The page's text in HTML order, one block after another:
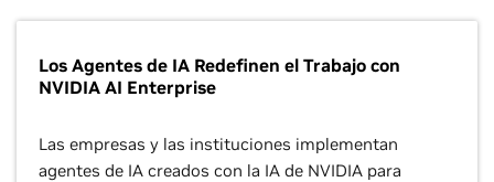
Los Agentes de IA Redefinen el Trabajo con
NVIDIA AI Enterprise
Las empresas y las instituciones implementan
agentes de IA creados con la IA de NVIDIA para